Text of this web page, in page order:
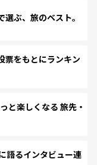
ぶ、旅のベスト。
をもとにランキン
楽しくなる 旅先・
語るインタビュー連